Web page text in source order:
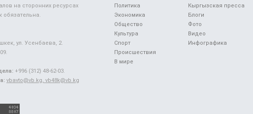
Политика
Экономика
Общество
Культура
Спорт
Происшествия
В мире
Кыргызская пресса
Блоги
Фото
Видео
Инфографика
на сторонних ресурсах
обязательна.
ул. Усенбаева, 2.
+996 (312) 48-62-03.
vbavto@vb.kg, vb48k@vb.kg